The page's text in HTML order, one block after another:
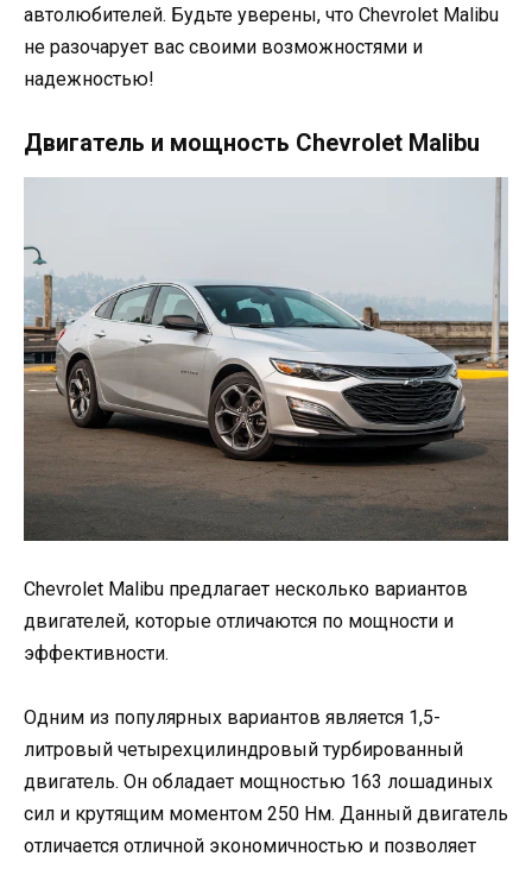
автолюбителей. Будьте уверены, что Chevrolet Malibu
не разочарует вас своими возможностями и
надежностью!
Двигатель и мощность Chevrolet Malibu
Chevrolet Malibu предлагает несколько вариантов
двигателей, которые отличаются по мощности и
эффективности.
Одним из популярных вариантов является 1,5-
литровый четырехцилиндровый турбированный
двигатель. Он обладает мощностью 163 лошадиных
сил и крутящим моментом 250 Нм. Данный двигатель
отличается отличной экономичностью и позволяет